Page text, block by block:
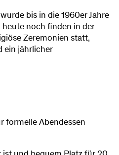
bis in die 1960er Jahre
noch finden in der
Zeremonien statt,
ein jährlicher
formelle Abendessen